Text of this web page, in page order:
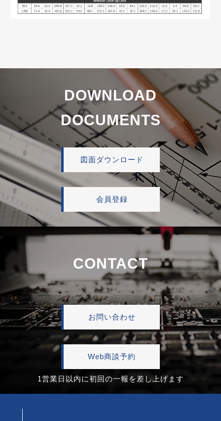
DOWNLOAD
DOCUMENTS
図面ダウンロード
会員登録
CONTACT
お問い合わせ
Web商談予約
1営業日以内に初回の一報を差し上げます